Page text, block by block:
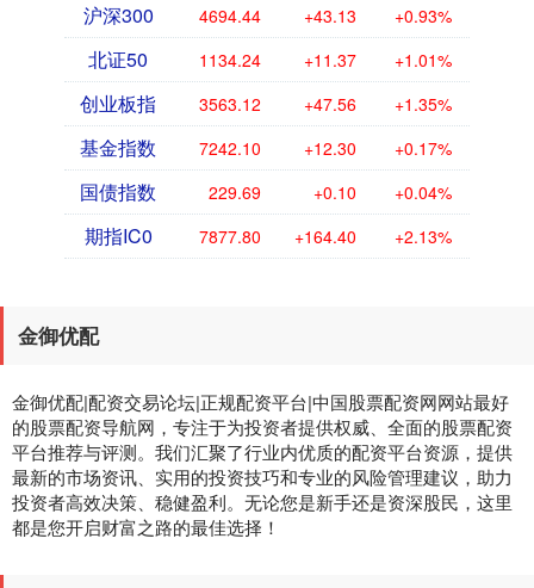
沪深300 4694.44 +43.13 +0.93%
北证50 1134.24 +11.37 +1.01%
创业板指 3563.12 +47.56 +1.35%
基金指数 7242.10 +12.30 +0.17%
国债指数 229.69 +0.10 +0.04%
期指IC0 7877.80 +164.40 +2.13%
金御优配
金御优配|配资交易论坛|正规配资平台|中国股票配资网网站最好
的股票配资导航网，专注于为投资者提供权威、全面的股票配资
平台推荐与评测。我们汇聚了行业内优质的配资平台资源，提供
最新的市场资讯、实用的投资技巧和专业的风险管理建议，助力
投资者高效决策、稳健盈利。无论您是新手还是资深股民，这里
都是您开启财富之路的最佳选择！